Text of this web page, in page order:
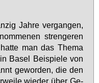
Jah­re ver­gan­gen,
stren­ge­ren
man das The­ma
Ba­sel Bei­spie­le von
ge­wor­den, die den
wie­der über Ge­